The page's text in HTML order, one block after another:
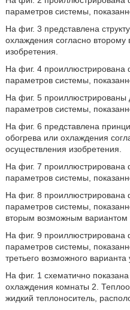
параметров системы,
На фиг. 3 представлена
охлаждения согласно второму
изобретения.
На фиг. 4 проиллюстрирована
параметров системы,
На фиг. 5 проиллюстрированы
параметров системы,
На фиг. 6 представлена
обогрева или охлаждения
осуществления изобретения.
На фиг. 7 проиллюстрирована
параметров системы,
На фиг. 8 проиллюстрирована
параметров системы,
вторым возможным вариантом
На фиг. 9 проиллюстрирована
параметров системы,
третьего возможного
На фиг. 1 схематично
охлаждения комнаты 2.
жидкий теплоноситель,